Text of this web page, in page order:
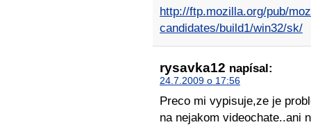
http://ftp.mozilla.org/pub/
candidates/build1/win32/sk/
rysavka12 napísal:
24.7.2009 o 17:56
Preco mi vypisuje,ze je
na nejakom videochate..ani